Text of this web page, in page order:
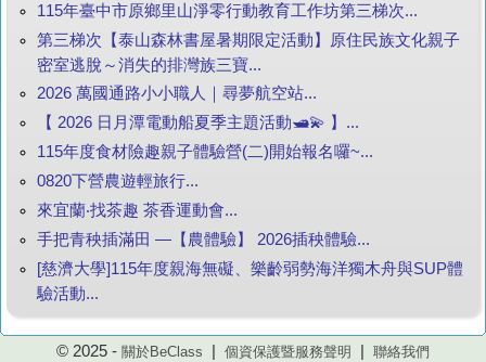
115年臺中市原鄉里山淨零行動教育工作坊第三梯次...
第三梯次【泰山森林書屋暑期限定活動】原住民族文化親子
密室逃脫～消失的排灣族三寶...
2026 萬國通路小小職人｜尋夢航空站...
【 2026 日月潭電動船夏季主題活動🛥️💫 】...
115年度食材險趣親子體驗營(二)開始報名囉~...
0820下營農遊輕旅行...
來宜蘭‧找茶趣 茶香運動會...
手把青秧插滿田 —【農體驗】 2026插秧體驗...
[慈濟大學]115年度親海無礙、樂齡弱勢海洋獨木舟與SUP體
驗活動...
© 2025 - 關於BeClass 個資保護暨服務聲明 聯絡我們